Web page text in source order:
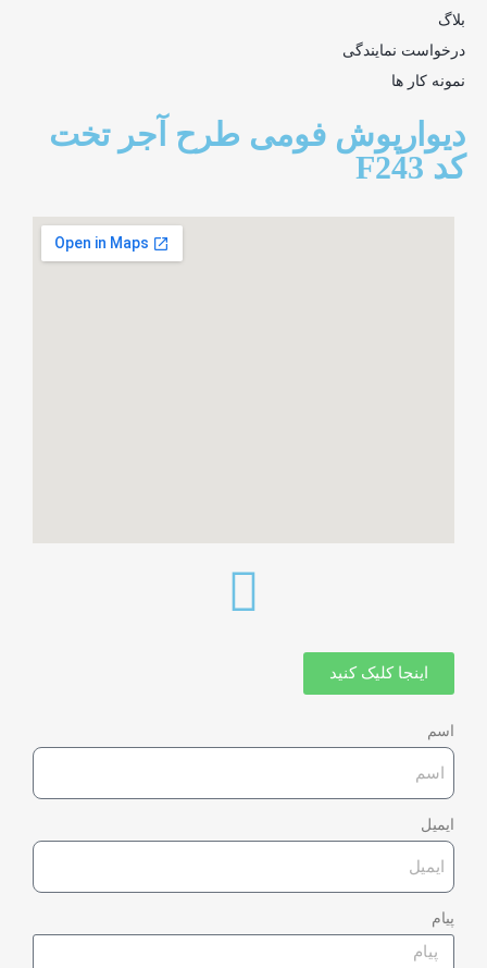
بلاگ
درخواست نمایندگی
نمونه کار ها
دیوارپوش فومی طرح آجر تخت
کد F243
اینجا کلیک کنید
اسم
ایمیل
پیام